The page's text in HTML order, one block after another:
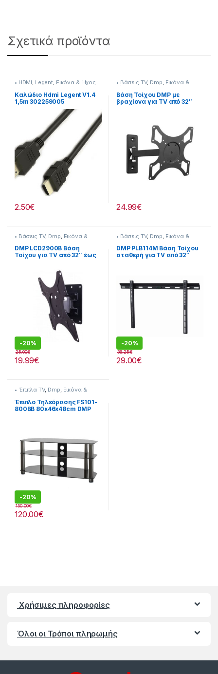
Σχετικά προϊόντα
• HDMI, Legent, Εικόνα & Ήχος
Καλώδιο Hdmi Legent V1.4
1,5m 302259005
2.50€
• Βάσεις TV, Dmp, Εικόνα &
Ήχος
Βάση Τοίχου DMP με
βραχίονα για TV από 32″
24.99€
• Βάσεις TV, Dmp Εικόνα &
DMP LCD2900B Βάση
Τοίχου για TV από 32″ έως
-20%
19.99€
25.00€
• Βάσεις TV, Dmp Εικόνα &
DMP PLB114M Βάση Τοίχου
σταθερή για TV από 32″
-20%
29.00€
36.25€
• Έπιπλα TV, Dmp, Εικόνα &
Έπιπλο Τηλεόρασης FS101-
800BB 80x46x48cm DMP
-20%
120.00€
150.00€
Χρήσιμες πληροφορίες
Όλοι οι Τρόποι πληρωμής